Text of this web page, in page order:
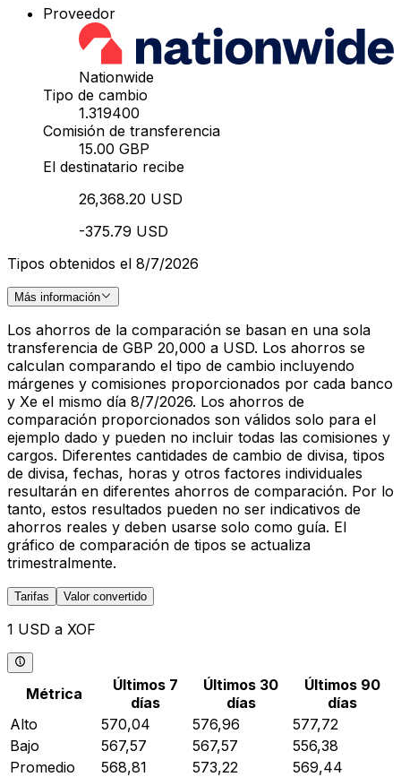
Proveedor
Nationwide
Tipo de cambio
1.319400
Comisión de transferencia
15.00 GBP
El destinatario recibe
26,368.20 USD
-375.79 USD
Tipos obtenidos el 8/7/2026
Más información
Los ahorros de la comparación se basan en una sola
transferencia de GBP 20,000 a USD. Los ahorros se
calculan comparando el tipo de cambio incluyendo
márgenes y comisiones proporcionados por cada banco
y Xe el mismo día 8/7/2026. Los ahorros de
comparación proporcionados son válidos solo para el
ejemplo dado y pueden no incluir todas las comisiones y
cargos. Diferentes cantidades de cambio de divisa, tipos
de divisa, fechas, horas y otros factores individuales
resultarán en diferentes ahorros de comparación. Por lo
tanto, estos resultados pueden no ser indicativos de
ahorros reales y deben usarse solo como guía. El
gráfico de comparación de tipos se actualiza
trimestralmente.
Tarifas Valor convertido
1 USD a XOF
Métrica
Últimos 7
días
Últimos 30
días
Últimos 90
días
Alto
570,04 576,96
577,72
Bajo
567,57 567,57
556,38
Promedio
568,81 573,22
569,44